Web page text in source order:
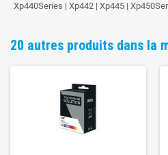
Xp440Series | Xp442 | Xp445 |
20 autres produits dans la